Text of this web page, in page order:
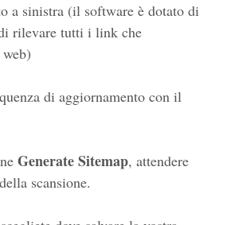
a sinistra (il software è dotato di
rilevare tutti i link che
di aggiornamento con il
Generate Sitemap, attendere
scansione.